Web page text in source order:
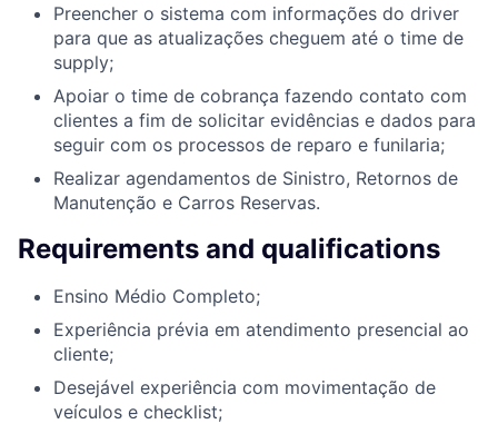
Preencher o sistema com informações do driver
para que as atualizações cheguem até o time de
supply;
Apoiar o time de cobrança fazendo contato com
clientes a fim de solicitar evidências e dados para
seguir com os processos de reparo e funilaria;
Realizar agendamentos de Sinistro, Retornos de
Manutenção e Carros Reservas.
Requirements and qualifications
Ensino Médio Completo;
Experiência prévia em atendimento presencial ao
cliente;
Desejável experiência com movimentação de
veículos e checklist;